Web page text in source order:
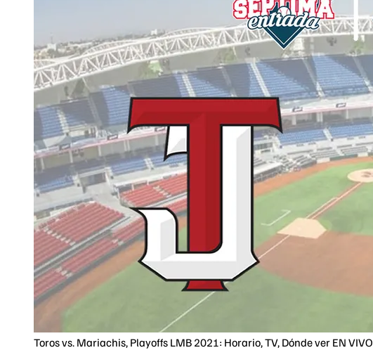
Toros vs. Mariachis, Playoffs LMB 2021: Horario, TV, Dónde ver EN VIVO